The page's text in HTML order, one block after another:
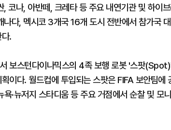
, 코나, 아반떼, 크레타 등 주요 내연기관 및 하이
나다, 멕시코 3개국 16개 도시 전반에서 참가국
.
보스턴다이나믹스의 4족 보행 로봇 '스팟
이다. 월드컵에 투입되는 스팟은 FIFA 보안팀에
·뉴저지 스타디움 등 주요 거점에서 순찰 및 모